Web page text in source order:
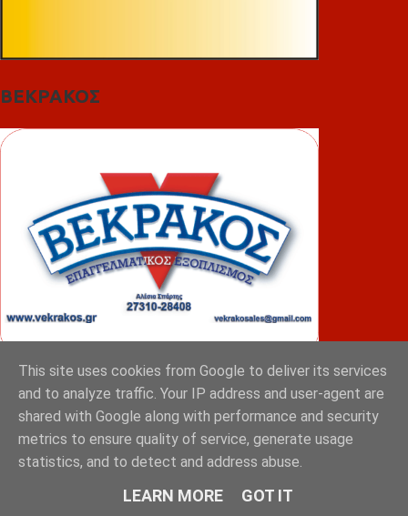
ΒΕΚΡΑΚΟΣ
ΦΟΥΝΤΑΣ
This site uses cookies from Google to deliver its services
and to analyze traffic. Your IP address and user-agent are
shared with Google along with performance and security
metrics to ensure quality of service, generate usage
statistics, and to detect and address abuse.
LEARN MORE GOT IT